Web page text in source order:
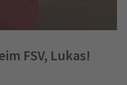
FSV, Lukas!